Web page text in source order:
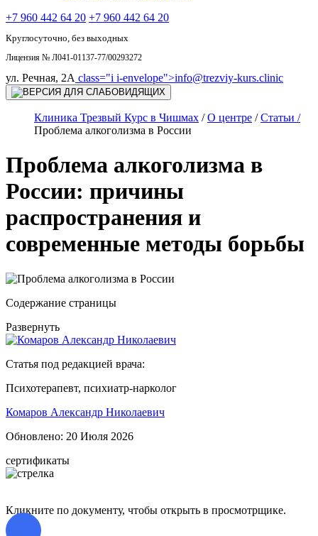
+7 960 442 64 20 +7 960 442 64 20
Круглосуточно, без выходных
Лицензия № Л041-01137-77/00293272
ул. Речная, 2А class="i i-envelope">info@trezviy-kurs.clinic
Клиника Трезвый Курс в Чишмах /О центре /Статьи /
Проблема алкоголизма в России
Проблема алкоголизма в
России: причины
распространения и
современные методы борьбы
Содержание страницы
Развернуть
Статья под редакцией врача:
Психотерапевт, психиатр-нарколог
Комаров Александр Николаевич
Обновлено: 20 Июля 2026
сертификаты
Кликните по документу, чтобы открыть в просмотрщике.